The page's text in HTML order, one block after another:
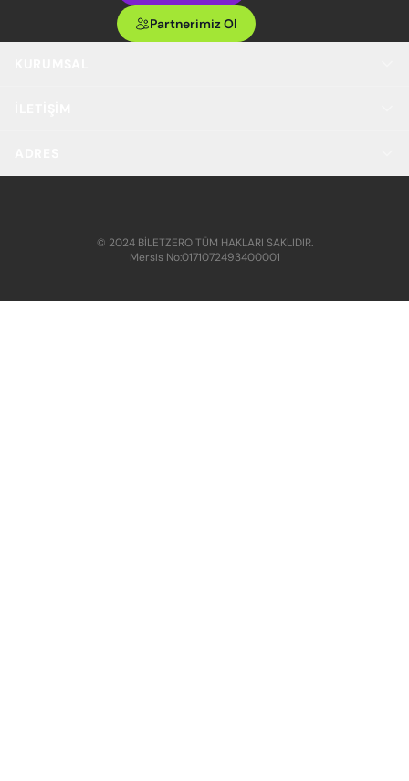
Partnerimiz Ol
© 2024 BİLETZERO TÜM HAKLARI SAKLIDIR.
Mersis No:0171072493400001